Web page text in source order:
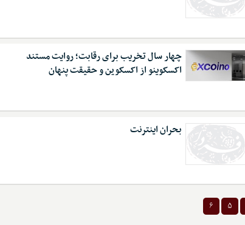
چهار سال تخریب برای رقابت؛ روایت مستند
اکسکوینو از اکسکوین و حقیقت پنهان
بحران اینترنت
۵ ۶